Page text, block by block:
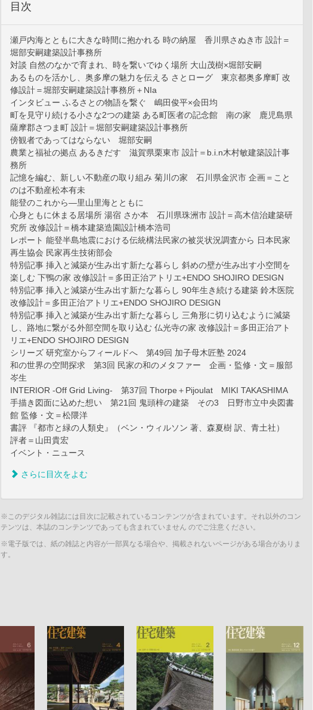
目次
瀬戸内海とともに大きな時間に抱かれる 時の納屋 香川県さぬき市 設計＝
堀部安嗣建築設計事務所
対談 自然のなかで育まれ、時を繋いでゆく場所 大山茂樹×堀部安嗣
あるものを活かし、奥多摩の魅力を伝える さとローグ 東京都奥多摩町 改
修設計＝堀部安嗣建築設計事務所＋NIa
インタビュー ふるさとの物語を繋ぐ 嶋田俊平×会田均
町を見守り続ける小さな2つの建築 ある町医者の記念館 南の家 鹿児島県
薩摩郡さつま町 設計＝堀部安嗣建築設計事務所
傍観者であってはならない 堀部安嗣
農業と福祉の拠点 あるきだす 滋賀県栗東市 設計＝b.i.n木村敏建築設計事
務所
記憶を編む、新しい不動産の取り組み 菊川の家 石川県金沢市 企画＝こと
のは不動産松本有未
能登のこれから―里山里海とともに
心身ともに休まる居場所 湯宿 さか本 石川県珠洲市 設計＝高木信治建築研
究所 改修設計＝橋本建築造園設計橋本浩司
レポート 能登半島地震における伝統構法民家の被災状況調査から 日本民家
再生協会 民家再生技術部会
特別記事 挿入と減築が生み出す新たな暮らし 斜めの壁が生み出す小空間を
楽しむ 下鴨の家 改修設計＝多田正治アトリエ+ENDO SHOJIRO DESIGN
特別記事 挿入と減築が生み出す新たな暮らし 90年生き続ける建築 鈴木医院
改修設計＝多田正治アトリエ+ENDO SHOJIRO DESIGN
特別記事 挿入と減築が生み出す新たな暮らし 三角形に切り込むように減築
し、路地に繋がる外部空間を取り込む 仏光寺の家 改修設計＝多田正治アト
リエ+ENDO SHOJIRO DESIGN
シリーズ 研究室からフィールドへ 第49回 加子母木匠塾 2024
和の世界の空間探求 第3回 民家の和のメタファー 企画・監修・文＝服部
岑生
INTERIOR -Off Grid Living- 第37回 Thorpe＋Pijoulat MIKI TAKASHIMA
手描き図面に込めた想い 第21回 鬼頭梓の建築 その3 日野市立中央図書
館 監修・文＝松隈洋
書評 『都市と緑の人類史』（ベン・ウィルソン 著、森夏樹 訳、青土社）
評者＝山田貴宏
イベント・ニュース
さらに目次をよむ
※このデジタル雑誌には目次に記載されているコンテンツが含まれています。それ以外のコン
テンツは、本誌のコンテンツであっても含まれていません のでご注意ください。
※電子版では、紙の雑誌と内容が一部異なる場合や、掲載されないページがある場合がありま
す。